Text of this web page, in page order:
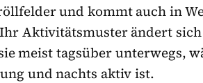
und kommt auch in
Aktivitätsmuster ändert
meist tagsüber unterwegs,
und nachts aktiv ist.